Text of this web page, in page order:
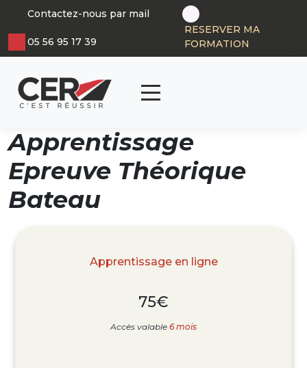
Panneau de gestion des cookies
Contactez-nous par mail
05 56 95 17 39
RESERVER MA
FORMATION
Apprentissage
Epreuve Théorique
Bateau
Apprentissage en ligne
75€
Accès valable 6 mois